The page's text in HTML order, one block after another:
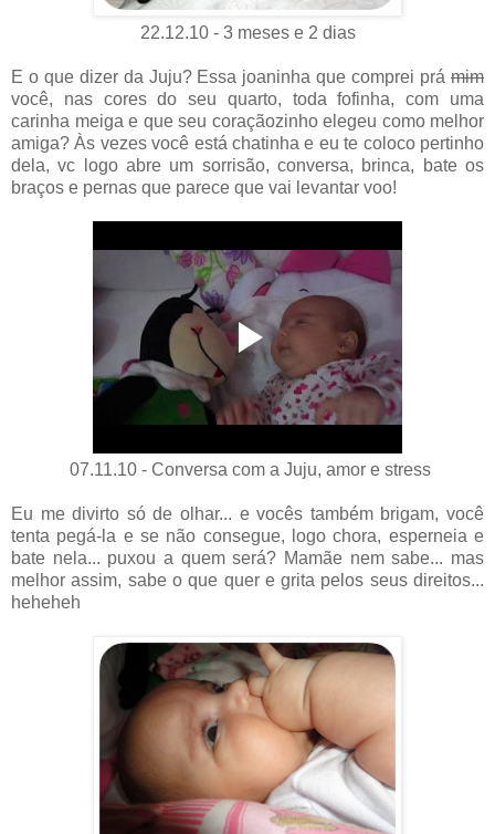
22.12.10 - 3 meses e 2 dias
E o que dizer da Juju? Essa joaninha que comprei prá mim
você, nas cores do seu quarto, toda fofinha, com uma
carinha meiga e que seu coraçãozinho elegeu como melhor
amiga? Às vezes você está chatinha e eu te coloco pertinho
dela, vc logo abre um sorrisão, conversa, brinca, bate os
braços e pernas que parece que vai levantar voo!
07.11.10 - Conversa com a Juju, amor e stress
Eu me divirto só de olhar... e vocês também brigam, você
tenta pegá-la e se não consegue, logo chora, esperneia e
bate nela... puxou a quem será? Mamãe nem sabe... mas
melhor assim, sabe o que quer e grita pelos seus direitos...
heheheh